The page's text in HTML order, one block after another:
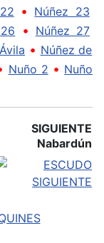
• Núñez 23
• Núñez 27
• Núñez de
Nuño 2 • Nuño
SIGUIENTE
Nabardún